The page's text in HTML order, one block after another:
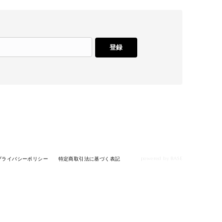
登録
ライバシーポリシー 特定商取引法に基づく表記